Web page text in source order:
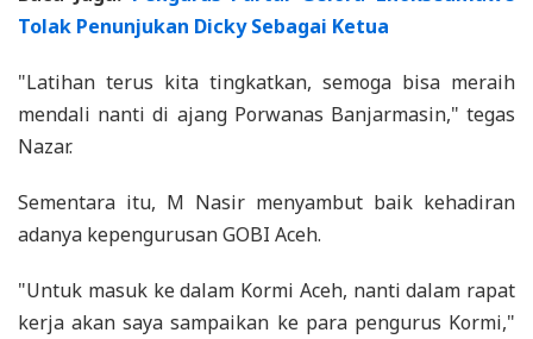
Tolak Penunjukan Dicky Sebagai Ketua
"Latihan terus kita tingkatkan, semoga bisa meraih
mendali nanti di ajang Porwanas Banjarmasin," tegas
Nazar.
Sementara itu, M Nasir menyambut baik kehadiran
adanya kepengurusan GOBI Aceh.
"Untuk masuk ke dalam Kormi Aceh, nanti dalam rapat
kerja akan saya sampaikan ke para pengurus Kormi,"